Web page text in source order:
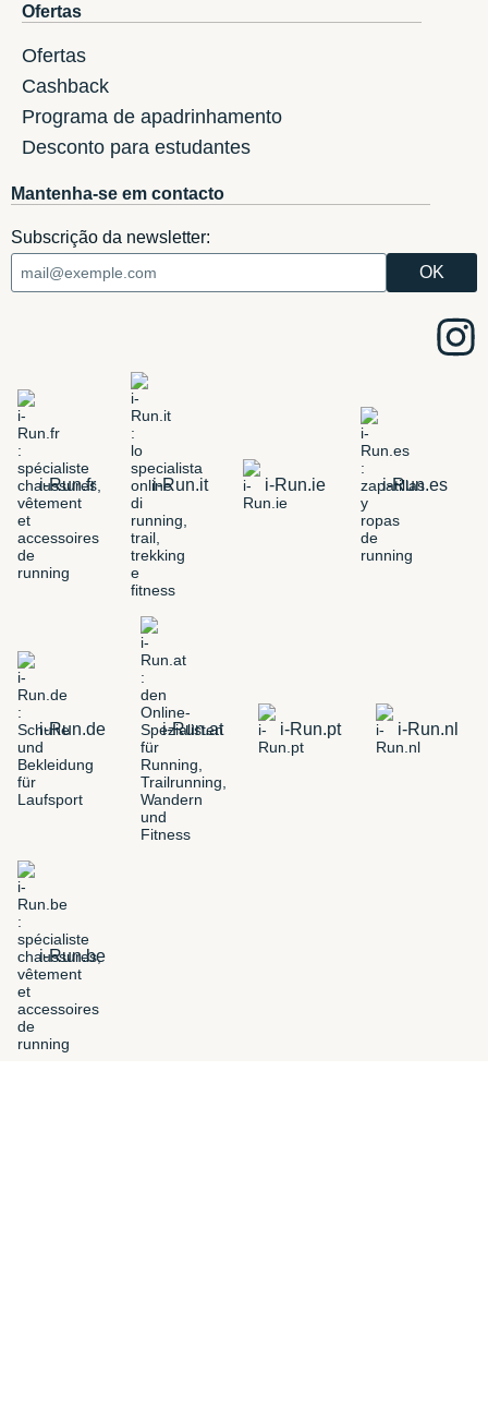
Ofertas
Ofertas
Cashback
Programa de apadrinhamento
Desconto para estudantes
Mantenha-se em contacto
Subscrição da newsletter:
i-Run.fr i-Run.it i-Run.ie i-Run.es
i-Run.de i-Run.at i-Run.pt i-Run.nl
i-Run.be